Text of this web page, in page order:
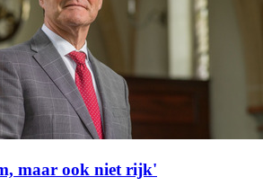
maar ook niet rijk'